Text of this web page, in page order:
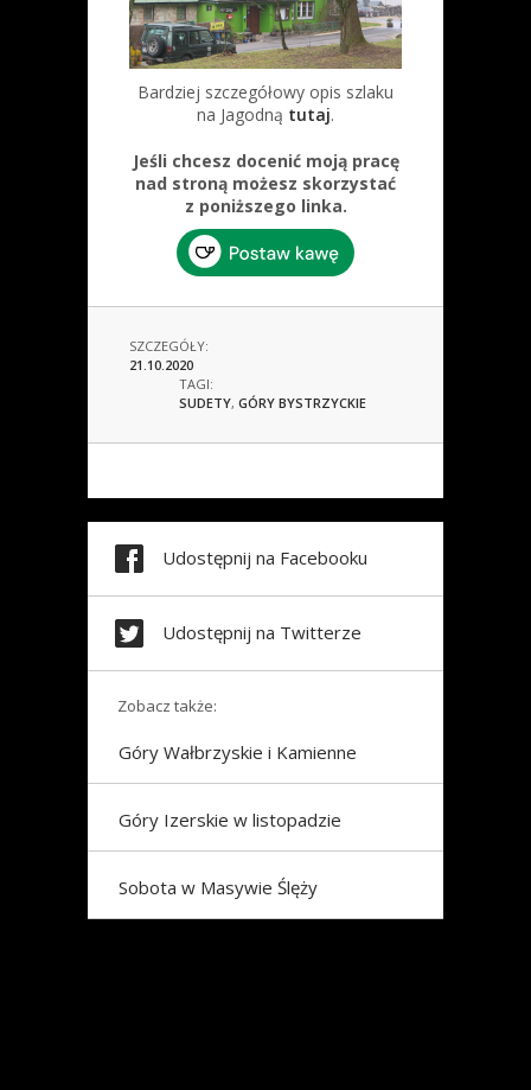
Bardziej szczegółowy opis szlaku
na Jagodną tutaj.
Jeśli chcesz docenić moją pracę
nad stroną możesz skorzystać
z poniższego linka.
SZCZEGÓŁY:
21.10.2020
TAGI:
SUDETY, GÓRY BYSTRZYCKIE
Udostępnij na Facebooku
Udostępnij na Twitterze
Zobacz także:
Góry Wałbrzyskie i Kamienne
Góry Izerskie w listopadzie
Sobota w Masywie Ślęży